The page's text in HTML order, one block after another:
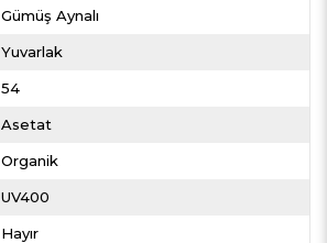
Gümüş Aynalı
Yuvarlak
54
Asetat
Organik
UV400
Hayır